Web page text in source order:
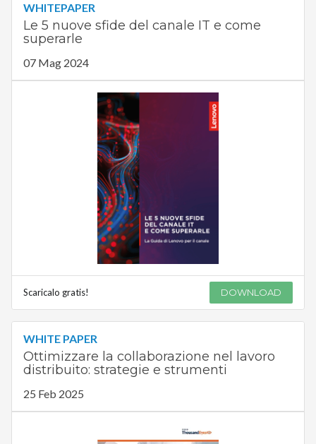
WHITEPAPER
Le 5 nuove sfide del canale IT e come
superarle
07 Mag 2024
Scaricalo gratis! DOWNLOAD
WHITE PAPER
Ottimizzare la collaborazione nel lavoro
distribuito: strategie e strumenti
25 Feb 2025